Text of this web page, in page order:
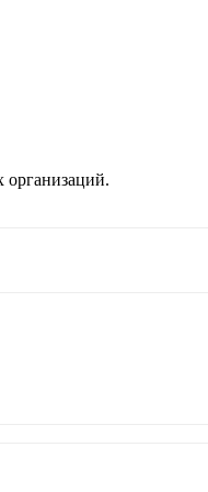
организаций.